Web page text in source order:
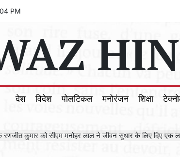
05 PM
देश विदेश पोलटिकल मनोरंजन शिक्षा
रणजीत कुमार को सीएम मनोहर लाल ने जीवन सुधार के लिए दिए एक